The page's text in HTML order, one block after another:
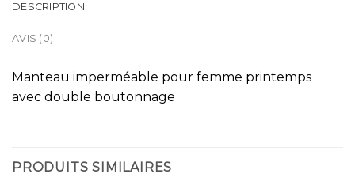
DESCRIPTION
AVIS (0)
Manteau imperméable pour femme printemps
avec double boutonnage
PRODUITS SIMILAIRES